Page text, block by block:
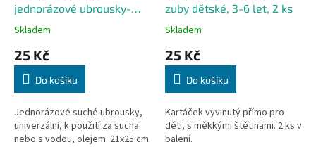
jednorázové ubrousky-
žíňky, 30 ks
Skladem
25 Kč
Do košíku
Jednorázové suché ubrousky,
univerzální, k použití za sucha
nebo s vodou, olejem. 21x25 cm
zuby dětské, 3-6 let, 2 ks
Skladem
25 Kč
Do košíku
Kartáček vyvinutý přímo pro
děti, s měkkými štětinami. 2 ks v
balení.